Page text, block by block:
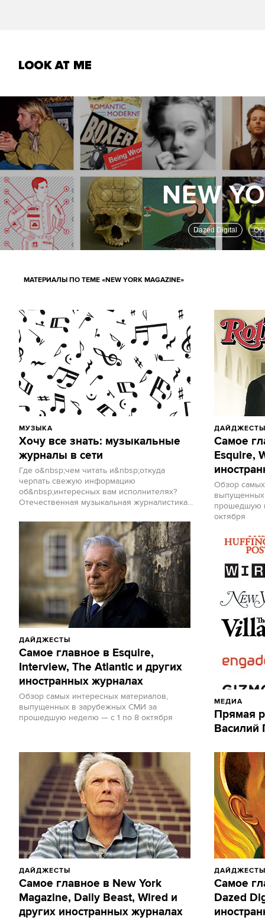
Dazed Digital
МАТЕРИАЛЫ ПО ТЕМЕ «NEW YORK MAGAZINE»
МУЗЫКА
Хочу все знать: музыкальные
журналы в сети
Где о&nbsp;чем читать и&nbsp;откуда
черпать свежую информацию
об&nbsp;интересных вам исполнителях?
Отечественная музыкальная журналистика...
ДАЙДЖЕСТЫ
Самое главное в Esquire,
Interview, The Atlantic и других
иностранных журналах
Обзор самых интересных материалов,
выпущенных в зарубежных СМИ за
прошедшую неделю — с 1 по 8 октября
ДАЙДЖЕСТЫ
Самое
Esquire,
Обзор
прошедшую
октября
МЕДИА
Прямая
Василий
ДАЙДЖЕСТЫ
Самое главное в New York
Magazine, Daily Beast, Wired и
других иностранных журналах
ДАЙДЖЕСТЫ
Самое
Dazed